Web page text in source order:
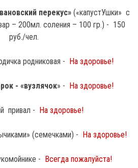
перекус» («капустУшки» с
– 200мл. соления – 100 гр.) - 150
руб./чел.
родниковая - На здоровье!
- «вузлячок» - На здоровье!
привал - На здоровье!
(семечками) - На здоровье!
- Всегда пожалуйста!